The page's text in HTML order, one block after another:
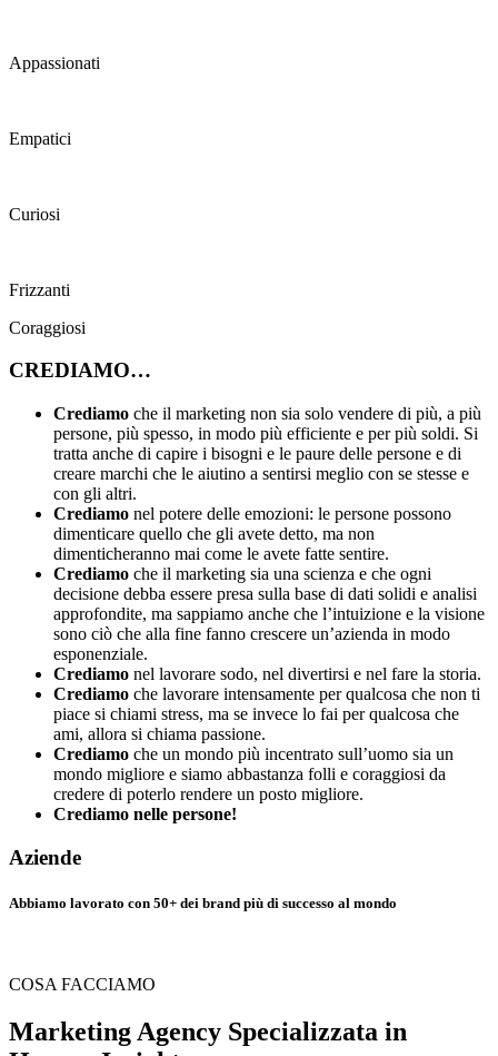
Appassionati
Empatici
Curiosi
Frizzanti
Coraggiosi
CREDIAMO…
Crediamo che il marketing non sia solo vendere di più, a più
persone, più spesso, in modo più efficiente e per più soldi. Si
tratta anche di capire i bisogni e le paure delle persone e di
creare marchi che le aiutino a sentirsi meglio con se stesse e
con gli altri.
Crediamo nel potere delle emozioni: le persone possono
dimenticare quello che gli avete detto, ma non
dimenticheranno mai come le avete fatte sentire.
Crediamo che il marketing sia una scienza e che ogni
decisione debba essere presa sulla base di dati solidi e analisi
approfondite, ma sappiamo anche che l’intuizione e la visione
sono ciò che alla fine fanno crescere un’azienda in modo
esponenziale.
Crediamo nel lavorare sodo, nel divertirsi e nel fare la storia.
Crediamo che lavorare intensamente per qualcosa che non ti
piace si chiami stress, ma se invece lo fai per qualcosa che
ami, allora si chiama passione.
Crediamo che un mondo più incentrato sull’uomo sia un
mondo migliore e siamo abbastanza folli e coraggiosi da
credere di poterlo rendere un posto migliore.
Crediamo nelle persone!
Aziende
Abbiamo lavorato con 50+ dei brand più di successo al mondo
COSA FACCIAMO
Marketing Agency Specializzata in